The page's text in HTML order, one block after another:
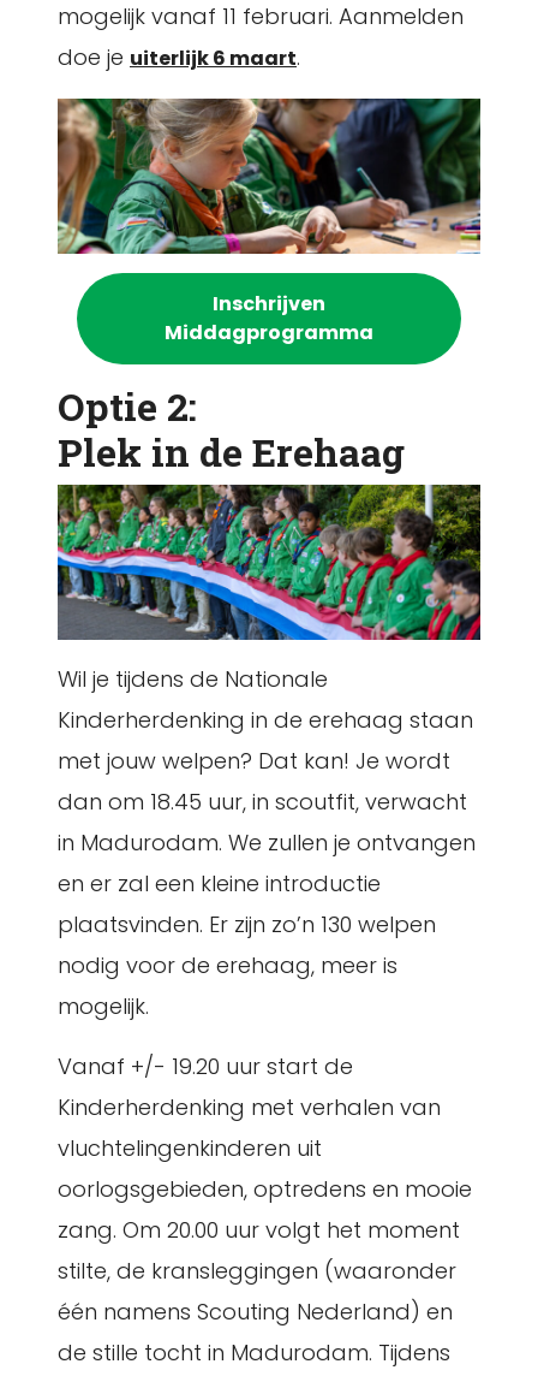
mogelijk vanaf 11 februari. Aanmelden
doe je uiterlijk 6 maart.
Inschrijven
Middagprogramma
Optie 2:
Plek in de Erehaag
Wil je tijdens de Nationale
Kinderherdenking in de erehaag staan
met jouw welpen? Dat kan! Je wordt
dan om 18.45 uur, in scoutfit, verwacht
in Madurodam. We zullen je ontvangen
en er zal een kleine introductie
plaatsvinden. Er zijn zo’n 130 welpen
nodig voor de erehaag, meer is
mogelijk.
Vanaf +/- 19.20 uur start de
Kinderherdenking met verhalen van
vluchtelingenkinderen uit
oorlogsgebieden, optredens en mooie
zang. Om 20.00 uur volgt het moment
stilte, de kransleggingen (waaronder
één namens Scouting Nederland) en
de stille tocht in Madurodam. Tijdens